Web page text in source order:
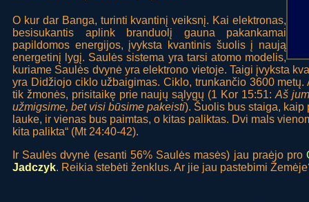
O kur dar Banga, turinti kvantinį veiksnį. Kai elektronas,
besisukantis aplink branduolį gauna pakankamai
papildomos energijos, įvyksta kvantinis šuolis į naują
energetinį lygį. Saulės sistema yra tarsi atomo modelis,
kuriame Saulės dvynė yra elektrono vietoje. Taigi įvyksta
yra Didžiojo ciklo užbaigimas. Ciklo, trunkančio 3600
tik žmonės, prisitaikę prie naujų sąlygų (1 Kor 15:51: Aš
užmigsime, bet visi būsime pakeisti). Šuolis bus staiga, kaip
lauke, ir vienas bus paimtas, o kitas paliktas. Dvi mals
kita palikta“ (Mt 24:40-42).
Ir Saulės dvynė (esanti 56% Saulės masės) jau praėjo pro
Jadczyk. Reikia stebėti ženklus. Ar jie jau pastebimi